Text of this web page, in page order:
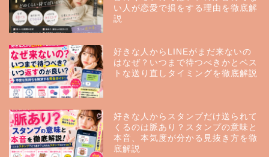
い人が恋愛で損をする理由を徹底解
説
好きな人からLINEがまだ来ないの
はなぜ？いつまで待つべきかとベス
トな送り直しタイミングを徹底解説
好きな人からスタンプだけ送られて
くるのは脈あり？スタンプの意味と
本音、本気度が分かる見抜き方を徹
底解説